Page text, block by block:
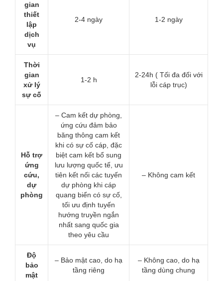
gian
thiết
lập
dịch
vụ
2-4 ngày 1-2 ngày
Thời
gian
xử lý
sự cố
1-2 h
2-24h ( Tối đa đối với
lỗi cáp trục)
Hỗ trợ
ứng
cứu,
dự
phòng
– Cam kết dự phòng,
ứng cứu đảm bảo
băng thông cam kết
khi có sự cố cáp, đặc
biệt cam kết bổ sung
lưu lượng quốc tế, ưu
tiên kết nối các tuyến
dự phòng khi cáp
quang biển có sự cố,
tối ưu định tuyến
hướng truyền ngắn
nhất sang quốc gia
theo yêu cầu
– Không cam kết
Độ
bảo
mật
– Bảo mật cao, do hạ
tầng riêng
– Không cao, do hạ
tầng dùng chung